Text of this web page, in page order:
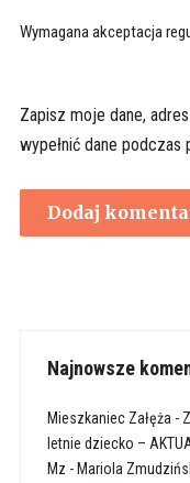
Wymagana akceptacja
Zapisz moje dane,
wypełnić dane podczas
Najnowsze
Mieszkaniec Załęża -
letnie dziecko –
Mz - Mariola